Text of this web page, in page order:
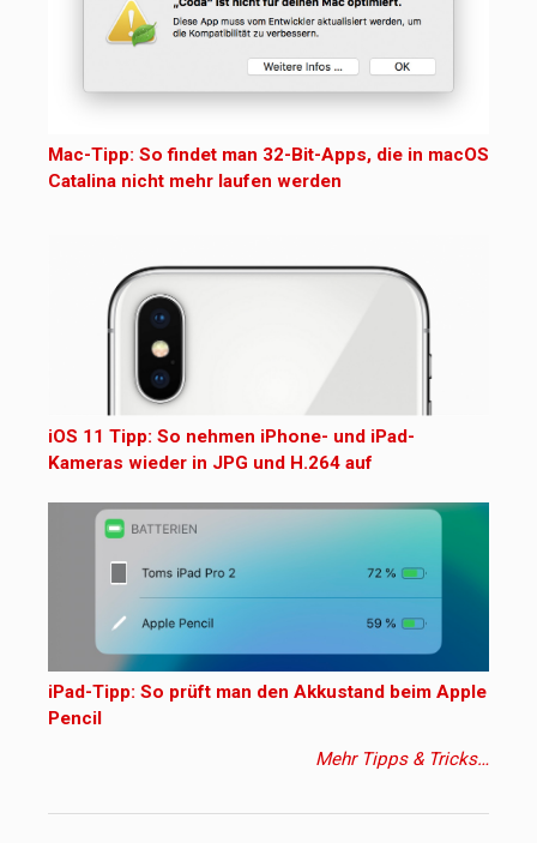
Mac-Tipp: So findet man 32-Bit-Apps, die in macOS
Catalina nicht mehr laufen werden
iOS 11 Tipp: So nehmen iPhone- und iPad-
Kameras wieder in JPG und H.264 auf
iPad-Tipp: So prüft man den Akkustand beim Apple
Pencil
Mehr Tipps & Tricks…